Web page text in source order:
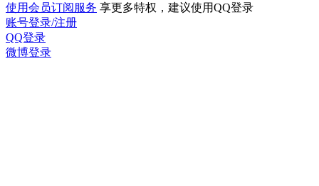
使用会员订阅服务 享更多特权，建议使用QQ登录
账号登录/注册
QQ登录
微博登录